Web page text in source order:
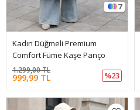
7
Kadın Düğmeli Premium
Comfort Füme Kaşe Panço
999,99 TL
1.299,00 TL
%23